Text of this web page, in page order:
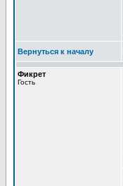
Вернуться к началу
Фикрет
Гость